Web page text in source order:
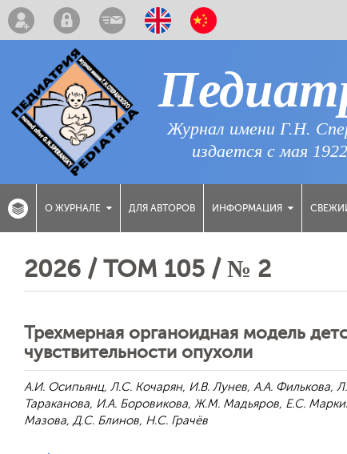
Журнал имени Г.Н.
издается с мая
О ЖУРНАЛЕ ДЛЯ АВТОРОВ ИНФОРМАЦИЯ
2026 / ТОМ 105 / № 2
Трехмерная органоидная модель
чувствительности опухоли
А.И. Осипьянц, Л.С. Кочарян, И.В. Лунев, А.А. Филькова,
Тараканова, И.А. Боровикова, Ж.М. Мадьяров, Е.С.
Мазова, Д.С. Блинов, Н.С. Грачёв